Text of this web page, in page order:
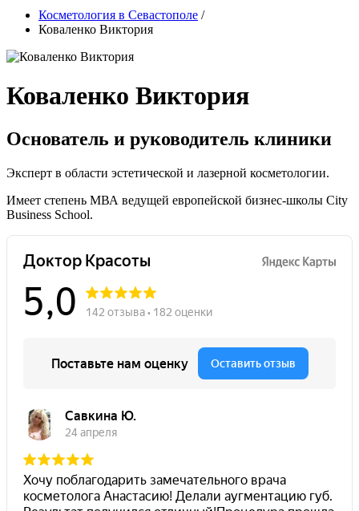
Косметология в Севастополе /
Коваленко Виктория
Коваленко Виктория
Основатель и руководитель клиники
Эксперт в области эстетической и лазерной косметологии.
Имеет степень МВА ведущей европейской бизнес-школы City
Business School.